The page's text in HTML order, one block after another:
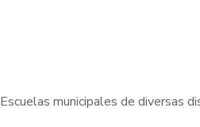
Escuelas municipales de diversas